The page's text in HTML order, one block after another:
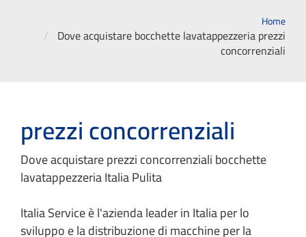
Home
Dove acquistare bocchette lavatappezzeria prezzi
concorrenziali
prezzi concorrenziali
Dove acquistare prezzi concorrenziali bocchette
lavatappezzeria Italia Pulita
Italia Service è l'azienda leader in Italia per lo
sviluppo e la distribuzione di macchine per la